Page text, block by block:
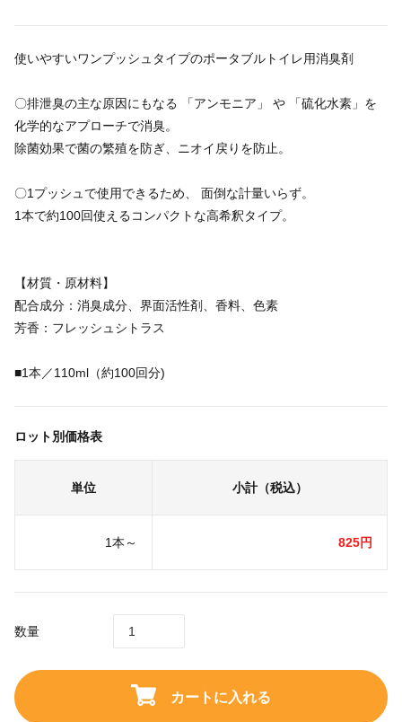
使いやすいワンプッシュタイプのポータブルトイレ用消臭剤
〇排泄臭の主な原因にもなる 「アンモニア」 や 「硫化水素」を
化学的なアプローチで消臭。
除菌効果で菌の繁殖を防ぎ、ニオイ戻りを防止。
〇1プッシュで使用できるため、 面倒な計量いらず。
1本で約100回使えるコンパクトな高希釈タイプ。
【材質・原材料】
配合成分：消臭成分、界面活性剤、香料、色素
芳香：フレッシュシトラス
■1本／110ml（約100回分)
ロット別価格表
単位 小計（税込）
1本～ 825円
数量
カートに入れる